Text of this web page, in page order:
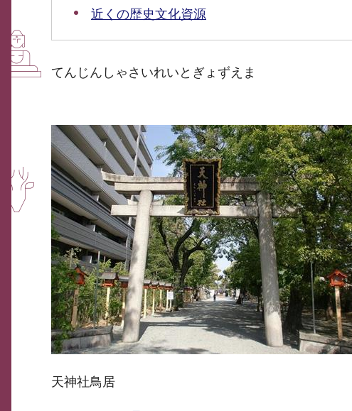
近くの歴史文化資源
てんじんしゃさいれいとぎょずえま
天神社鳥居